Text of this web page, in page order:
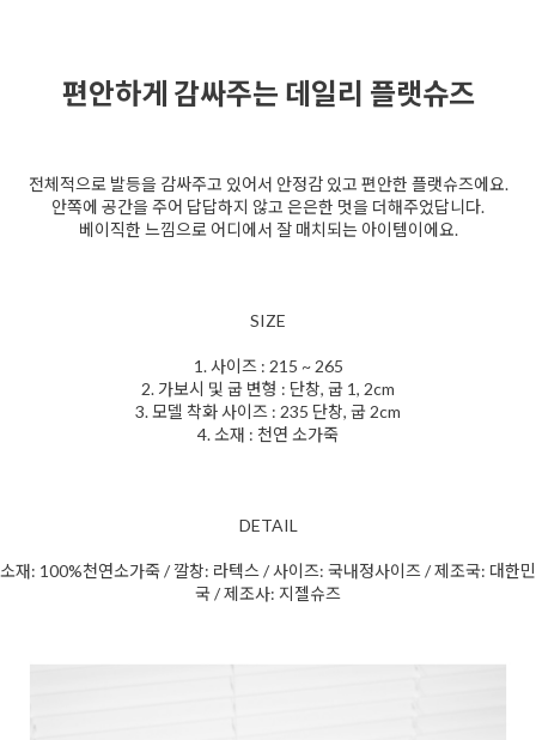
편안하게 감싸주는 데일리 플랫슈즈
전체적으로 발등을 감싸주고 있어서 안정감 있고 편안한 플랫슈즈에요.
안쪽에 공간을 주어 답답하지 않고 은은한 멋을 더해주었답니다.
베이직한 느낌으로 어디에서 잘 매치되는 아이템이에요.
SIZE
1. 사이즈 : 215 ~ 265
2. 가보시 및 굽 변형 : 단창, 굽 1, 2cm
3. 모델 착화 사이즈 : 235 단창, 굽 2cm
4. 소재 : 천연 소가죽
DETAIL
소재: 100%천연소가죽 / 깔창: 라텍스 / 사이즈: 국내정사이즈 / 제조국: 대한민
국 / 제조사: 지젤슈즈